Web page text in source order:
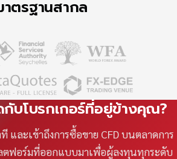
าตรฐานสากล
กับโบรกเกอร์ที่อยู่ข้างคุณ?
ละเข้าถึงการซื้อขาย CFD บนตลาดการ
ตฟอร์มที่ออกแบบมาเพื่อผู้ลงทุนทุกระดับ